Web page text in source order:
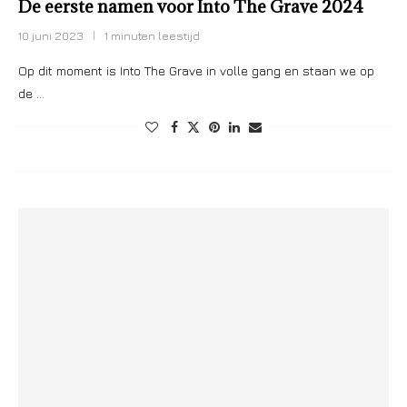
De eerste namen voor Into The Grave 2024
10 juni 2023 1 minuten leestijd
Op dit moment is Into The Grave in volle gang en staan we op
de …